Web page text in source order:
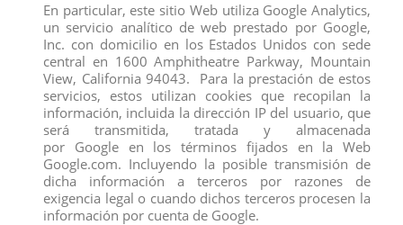
En particular, este sitio Web utiliza Google Analytics,
un servicio analítico de web prestado por Google,
Inc. con domicilio en los Estados Unidos con sede
central en 1600 Amphitheatre Parkway, Mountain
View, California 94043. Para la prestación de estos
servicios, estos utilizan cookies que recopilan la
información, incluida la dirección IP del usuario, que
será transmitida, tratada y almacenada
por Google en los términos fijados en la Web
Google.com. Incluyendo la posible transmisión de
dicha información a terceros por razones de
exigencia legal o cuando dichos terceros procesen la
información por cuenta de Google.